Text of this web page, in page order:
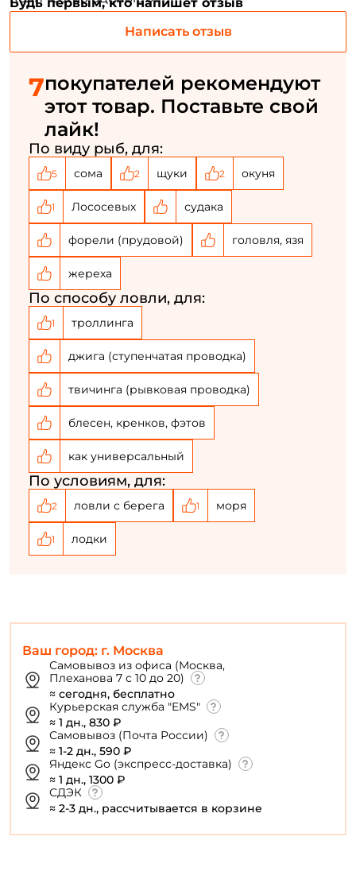
Ваш город: г. Москва
Самовывоз из офиса (Москва,
Плеханова 7 с 10 до 20)
≈ сегодня, бесплатно
Курьерская служба "EMS"
≈ 1 дн., 830 ₽
Самовывоз (Почта России)
≈ 1-2 дн., 590 ₽
Яндекс Go (экспресс-доставка)
≈ 1 дн., 1300 ₽
СДЭК
≈ 2-3 дн., рассчитывается в корзине
Будь первым, кто напишет отзыв
Написать отзыв
7покупателей рекомендуют
этот товар. Поставьте свой
лайк!
По виду рыб, для:
5 сома 2 щуки 2 окуня
1 Лососевых судака
форели (прудовой) головля, язя
жереха
По способу ловли, для:
1 троллинга
джига (ступенчатая проводка)
твичинга (рывковая проводка)
блесен, кренков, фэтов
как универсальный
По условиям, для:
2 ловли с берега 1 моря
1 лодки
Придумайте пароль: *
Заполняя данную форму вы соглашаетесь на обработку
персональных данных
У меня уже есть аккаунт